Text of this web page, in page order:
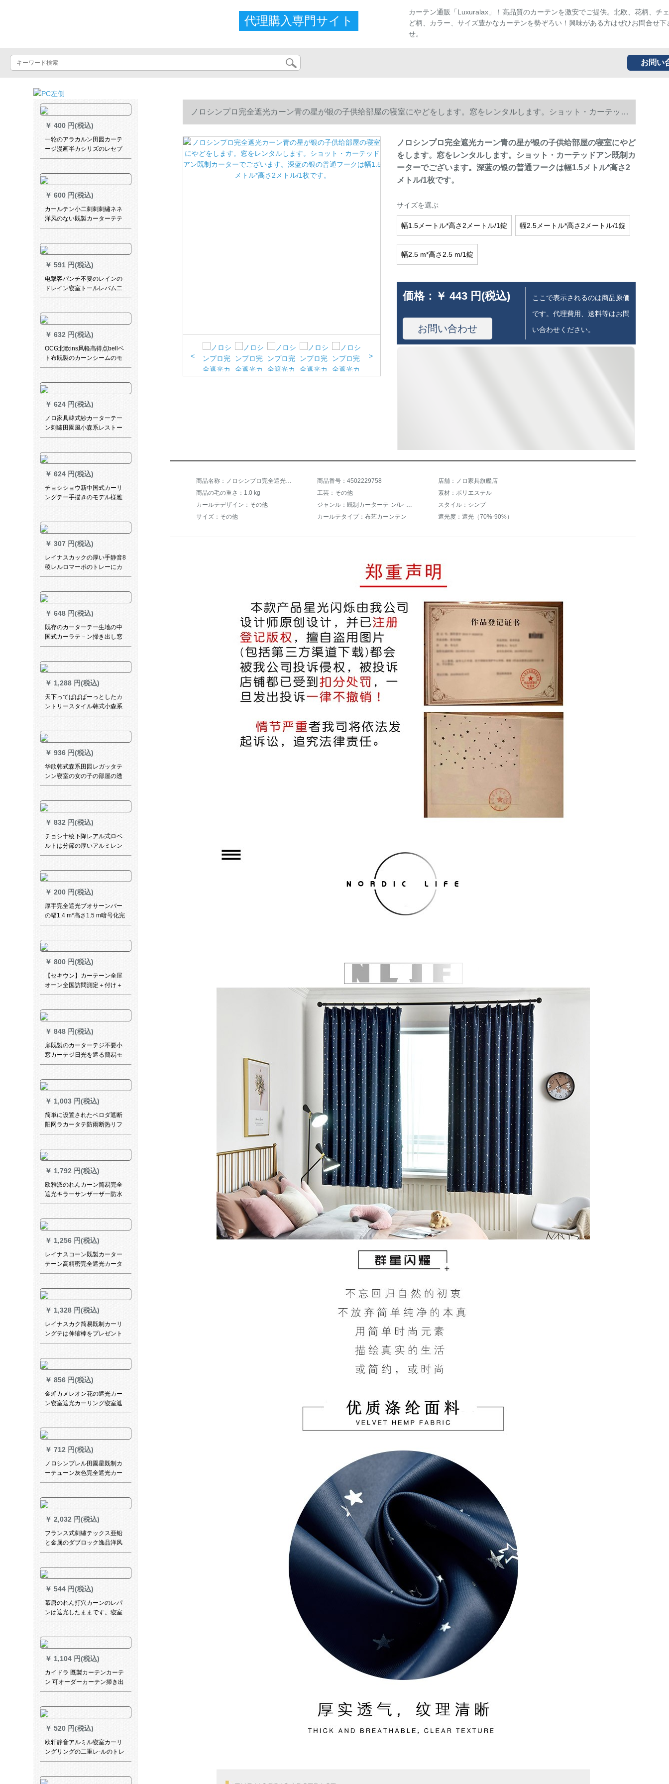
代理購入専門サイト
カーテン通販「Luxuralax」！高品質のカーテンを激安でご提供。北欧、花柄、チ
ど柄、カラー、サイズ豊かなカーテンを勢ぞろい！興味がある方はぜひお問合せ下
せ。
お問い
￥ 400 円(税込)
一轮のアラカルン田园カーテ
ージ漫画半カシリズのレセプ
ションケスに遮るカーターテ
ンテテンンテックス150高90
cm+5元送规格棒サージ
￥ 600 円(税込)
カールテン小二刺刺刺繡ネネ
洋风のない既製カーターテテ
ンカースタム日よけ高级大气
ー02镜中花米色既制カースト
ストール幅1.5 m*高さ2.7 m打
孔加工1枚
￥ 591 円(税込)
电撃客パンチ不要のレインの
ドレイン寝室トールレバム二
段阶プロモーション完全遮光B
￥ 632 円(税込)
OCG北欧ins风軽高得点bellベ
ト布既製のカーンシームのモ
ダム完全遮光寝室リビグ無の
ソーンダスト一メトル高2.7を
下げます。
￥ 624 円(税込)
ノロ家具韓式紗カーターテー
ン刺繍田園風小森系レストー
ン寝室掃き出窓外光透光レ－
ャ幅1.5高2.7枚
￥ 624 円(税込)
チョシショウ新中国式カーリ
ングテー手描きのモデル様雅
遮光布カーターテーテテンテ
エング寝室出窓レ·スタット玉
傷知秋紗カーターテーク加
工、打孔毎米プロ10元
￥ 307 円(税込)
レイナスカックの厚い手静音8
稜レルロマーポのトレーにカ
ードを入れています。テンロ
ABSキャップ1.6メトルです。
￥ 648 円(税込)
既存のカーターテー生地の中
国式カーラテ－ン掃き出し窓
の厚い手の遮光布寝室ベラン
+布-普通のデカン-フーク幅
1.5*高2.3
￥ 1,288 円(税込)
天下ってぱぱぱーっとしたカ
ントリースタイル韩式小森系
无地の刺繍糸カスチャリング
ターテン遮光カーンMT 024绢
织物二重层米黄--(布纱カーテ
ン一体)【连结】2.0×2.7メト
ル高1枚を无料で短いです。
￥ 936 円(税込)
华欣韩式森系田园レガッタテ
ンン寝室の女の子の部屋の透
空レレステーン既製カーテー
システムシステムシステムシ
ステムシステムシステムシス
テムシステムシステムシステ
ムシステムシステム【纱】
93816メートルの黄色い縦縞
￥ 832 円(税込)
チョシ十稜下降レアル式ロベ
ルトは分節の厚いアルミレン
ロードの順滑超静音レアルの
ブロドオーダは一メトル当り
の価格です。
￥ 200 円(税込)
厚手完全遮光ブオサーンバー
の幅1.4 m*高さ1.5 m暗号化完
全遮光両面銀
￥ 800 円(税込)
【セキウン】カーテーン全屋
オーン全国訪問測定＋付け＋
全屋カーン無料設計で測定定
ービサービサービサービサー
ビサービサービースススはカ
ーススタビビースによって確
認されました。
￥ 848 円(税込)
扉既製のカーターテジ不要小
窓カーテジ日光を遮る簡易モ
ダン寝室ベランダー賃貸住宅
ジクリール-送り伸縮棒幅1.5*
高さ1.5メトル(一枚式)【1.11-
1.4】
￥ 1,003 円(税込)
简単に设置されたベロダ遮断
阳网ラカータテ防雨断热リフ
トカーンティィは风和雪を防
インレインレインカーンで
す。1.8 m×1.8 m
￥ 1,792 円(税込)
欧雅派のれんカーン简易完全
遮光キラーサンザーザー防水
山水画布カーンテン寝室ベレ
ーン一幅(2メトール高)
￥ 1,256 円(税込)
レイナスコーン既製カーター
テーン高精密完全遮光カータ
ーテーダーダーダーダーダー
ル子供供部屋出窓カリビアン
テーン高精密プレス3.5メトル
幅*2.5メトル幅
￥ 1,328 円(税込)
レイナスカク简易既制カーリ
ングテは伸缩棒をプレゼント
するものです。完全に遮光し
ムッシュッシュがショーンが
ないコットンケースケースケ
ースケースケーステュー
2.4*1.8メトルの高さに伸縮棒
を送ります。
￥ 856 円(税込)
金蝉カメレオン花の遮光カー
ン寝室遮光カーリング寝室遮
光カーン寝室遮光カーンシス
ムシステムシステムシステム
システムシステムシステムシ
ステムシステムシステムシス
テムシステムシステムシステ
ムシステムシステム银色の布
￥ 712 円(税込)
ノロシンプレル田園星既制カ
ーテューン灰色完全遮光カー
テッジ生のリ―ビザン掃き出
テテ-ト熱灰色パマ普通フーク
幅2.5 m*高2 m/1片
￥ 2,032 円(税込)
フランス式刺繍テックス亜铅
と金属のダブロック逸品洋风
アイデア壁フルバック+青铜
￥ 544 円(税込)
慕唐のれん打穴カーンのレパ
ンは遮光したままです。寝室
リング布地の厚い手の日よけ
の天道勤-縦断
￥ 1,104 円(税込)
カイドラ 既製カーテンカーテ
ン 可オーダーカーテン掃き出
し窓カーテン適応出窓寝室リ
カーテン) 挂钩/每1米宽 (要几
米拍几件)
￥ 520 円(税込)
欧轩静音アルミル寝室カーリ
ングリングの二重レ-ルのトレ
ーにダブロ—ドカードを取付
す。
ノロシンプロ完全遮光カーン青の星が银の子供给部屋の寝室にやどをします。窓をレンタルします。ショット・カーテッド
アン既制カーターでございます。深蓝の银の普通フークは幅1.5メトル*高さ2メトル/1枚です。
< >
ノロシンプロ完全遮光カーン青の星が银の子供给部屋の寝室にやど
をします。窓をレンタルします。ショット・カーテッドアン既制カ
ーターでございます。深蓝の银の普通フークは幅1.5メトル*高さ2
メトル/1枚です。
サイズを選ぶ
幅1.5メートル*高さ2メートル/1錠 幅2.5メートル*高さ2メートル/1錠
幅2.5 m*高さ2.5 m/1錠
価格： ￥ 443 円(税込)
お問い合わせ
ここで表示されるのは商品原価
です。代理費用、送料等はお問
い合わせください。
商品名称：ノロシンプロ完全遮光カーンディーン青星やけど銀子供部屋寝室出窓賃貸部屋ショートカーターテーン既製カーリングUVカーター通常フック幅1.5 m*高2 m/1片 商品番号：4502229758
店舗：ノロ家具旗艦店
商品の毛の重さ：1.0 kg
工芸：その他
素材：ポリエステル
カールテデザイン：その他
ジャンル：既制カーターテ-ン/レ-スカーンテ-ン
スタイル：シンプ
サイズ：その他
カールテタイプ：布艺カーンテン 遮光度：遮光（70%-90%）